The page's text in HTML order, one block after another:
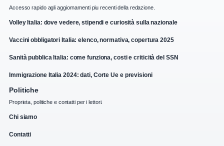
Accesso rapido agli aggiornamenti piu recenti della redazione.
Volley Italia: dove vedere, stipendi e curiosità sulla nazionale
Vaccini obbligatori Italia: elenco, normativa, copertura 2025
Sanità pubblica Italia: come funziona, costi e criticità del SSN
Immigrazione Italia 2024: dati, Corte Ue e previsioni
Politiche
Proprieta, politiche e contatti per i lettori.
Chi siamo
Contatti